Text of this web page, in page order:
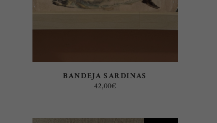
BANDEJA SARDINAS
42,00€